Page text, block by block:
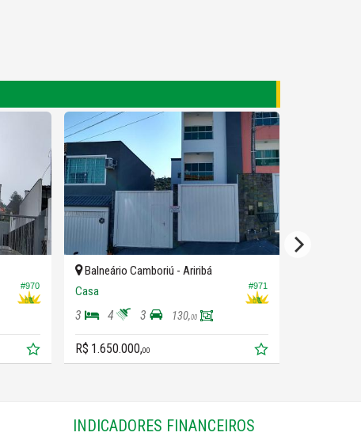
#970 #971
Balneário Camboriú - Ariribá
Casa
3 4 3 130,00
R$ 1.650.000,00
INDICADORES FINANCEIROS